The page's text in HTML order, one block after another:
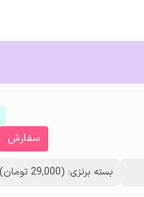
سفارش
بسته برنزی: (29,000 تومان)